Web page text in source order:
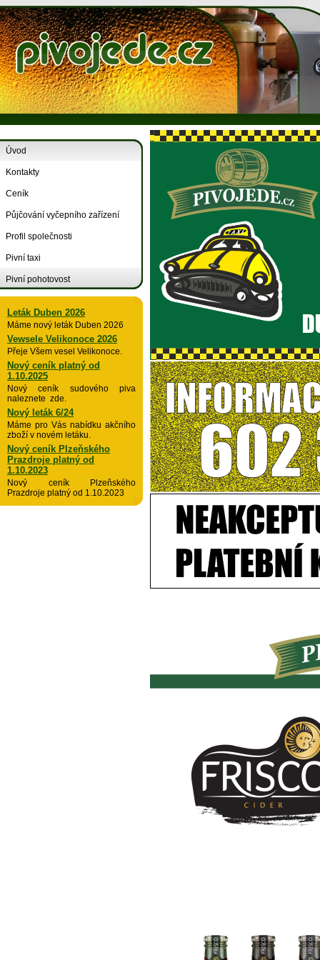
Úvod
Kontakty
Ceník
Půjčování vyčepního zařízení
Profil společnosti
Pivní taxi
Pivní pohotovost
Leták Duben 2026
Máme nový leták Duben 2026
Vewsele Velikonoce 2026
Přeje Všem vesel Velikonoce.
Nový ceník platný od
1.10.2025
Nový ceník sudového piva
naleznete zde.
Nový leták 6/24
Máme pro Vás nabídku akčního
zboží v novém letáku.
Nový ceník Plzeňského
Prazdroje platný od
1.10.2023
Nový ceník Plzeňského
Prazdroje platný od 1.10.2023